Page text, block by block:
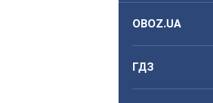
OBOZ.UA
ГДЗ